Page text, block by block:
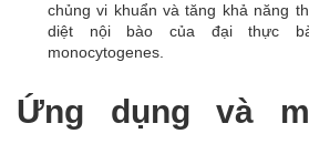
chủng vi khuẩn và tăng khả năng
diệt nội bào của đại thực
monocytogenes.
Ứng dụng và